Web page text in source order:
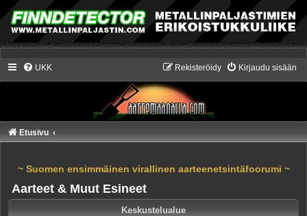
UKK Kirjaudu sisään
Rekisteröidy
Etusivu
~ Suomen ensimmäinen virallinen aarteenetsintäfoorumi ~
Aarteet & Muut Esineet
Keskustelualue